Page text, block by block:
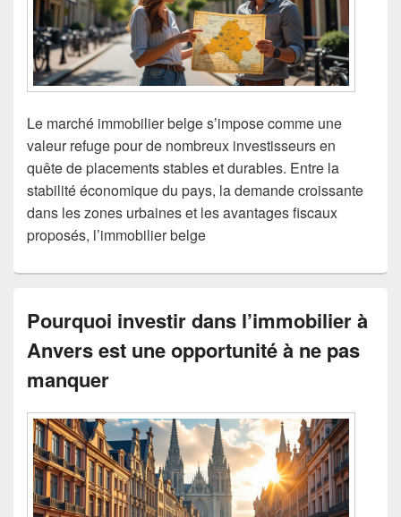
Le marché immobilier belge s’impose comme une
valeur refuge pour de nombreux investisseurs en
quête de placements stables et durables. Entre la
stabilité économique du pays, la demande croissante
dans les zones urbaines et les avantages fiscaux
proposés, l’immobilier belge
Pourquoi investir dans l’immobilier à
Anvers est une opportunité à ne pas
manquer